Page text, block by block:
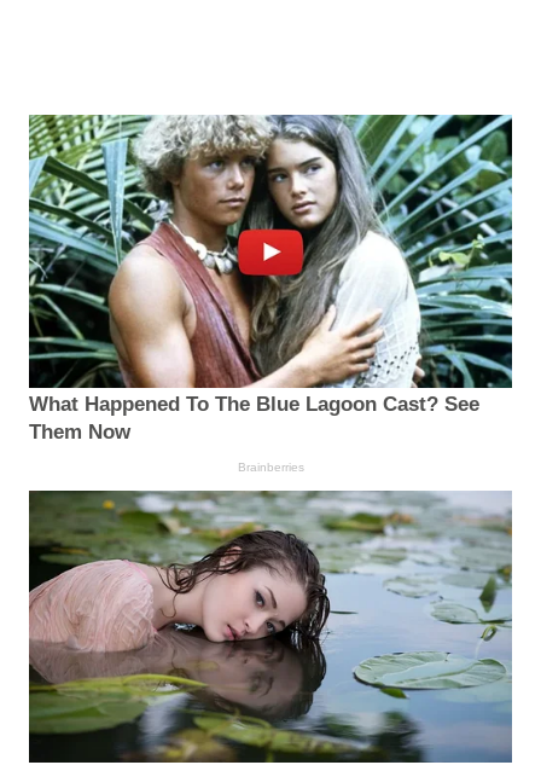
What Happened To The Blue Lagoon Cast? See
Them Now
Brainberries